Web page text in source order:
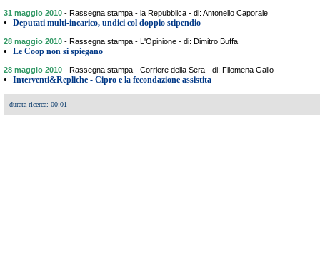
31 maggio 2010 - Rassegna stampa - la Repubblica - di: Antonello Caporale
• Deputati multi-incarico, undici col doppio stipendio
28 maggio 2010 - Rassegna stampa - L'Opinione - di: Dimitro Buffa
• Le Coop non si spiegano
28 maggio 2010 - Rassegna stampa - Corriere della Sera - di: Filomena Gallo
• Interventi&Repliche - Cipro e la fecondazione assistita
durata ricerca: 00:01